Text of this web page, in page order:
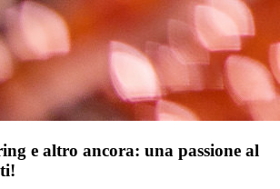
e altro ancora: una passione al